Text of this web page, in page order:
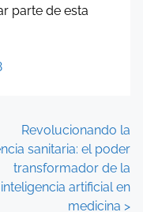
parte de esta
Revolucionando la
sanitaria: el poder
transformador de la
inteligencia artificial en
medicina >